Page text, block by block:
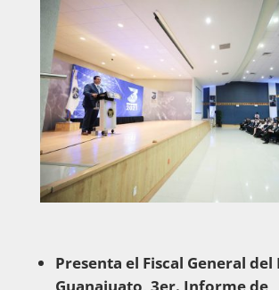
Presenta el Fiscal General del
Guanajuato, 3er. Informe de